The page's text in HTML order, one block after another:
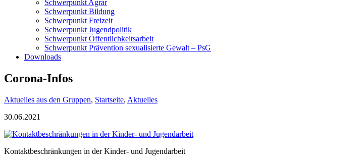
Schwerpunkt Agrar
Schwerpunkt Bildung
Schwerpunkt Freizeit
Schwerpunkt Jugendpolitik
Schwerpunkt Öffentlichkeitsarbeit
Schwerpunkt Prävention sexualisierte Gewalt – PsG
Downloads
Corona-Infos
Aktuelles aus den Gruppen, Startseite, Aktuelles
30.06.2021
Kontaktbeschränkungen in der Kinder- und Jugendarbeit